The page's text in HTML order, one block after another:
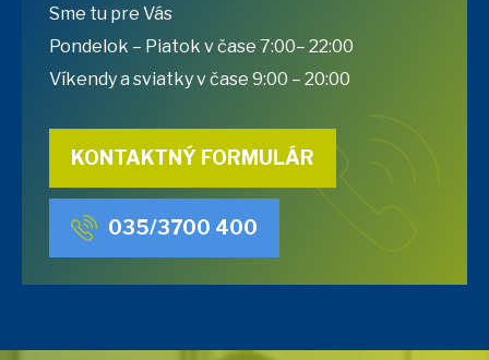
Sme tu pre Vás
Pondelok – Piatok v čase 7:00– 22:00
Víkendy a sviatky v čase 9:00 – 20:00
KONTAKTNÝ FORMULÁR
035/3700 400